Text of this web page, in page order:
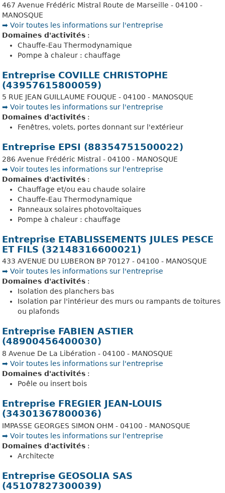
467 Avenue Frédéric Mistral Route de Marseille - 04100 -
MANOSQUE
➡️ Voir toutes les informations sur l'entreprise
Domaines d'activités :
Chauffe-Eau Thermodynamique
Pompe à chaleur : chauffage
Entreprise COVILLE CHRISTOPHE
(43957615800059)
5 RUE JEAN GUILLAUME FOUQUE - 04100 - MANOSQUE
➡️ Voir toutes les informations sur l'entreprise
Domaines d'activités :
Fenêtres, volets, portes donnant sur l'extérieur
Entreprise EPSI (88354751500022)
286 Avenue Frédéric Mistral - 04100 - MANOSQUE
➡️ Voir toutes les informations sur l'entreprise
Domaines d'activités :
Chauffage et/ou eau chaude solaire
Chauffe-Eau Thermodynamique
Panneaux solaires photovoltaïques
Pompe à chaleur : chauffage
Entreprise ETABLISSEMENTS JULES PESCE
ET FILS (32148316600021)
433 AVENUE DU LUBERON BP 70127 - 04100 - MANOSQUE
➡️ Voir toutes les informations sur l'entreprise
Domaines d'activités :
Isolation des planchers bas
Isolation par l'intérieur des murs ou rampants de toitures
ou plafonds
Entreprise FABIEN ASTIER
(48900456400030)
8 Avenue De La Libération - 04100 - MANOSQUE
➡️ Voir toutes les informations sur l'entreprise
Domaines d'activités :
Poêle ou insert bois
Entreprise FREGIER JEAN-LOUIS
(34301367800036)
IMPASSE GEORGES SIMON OHM - 04100 - MANOSQUE
➡️ Voir toutes les informations sur l'entreprise
Domaines d'activités :
Architecte
Entreprise GEOSOLIA SAS
(45107827300039)